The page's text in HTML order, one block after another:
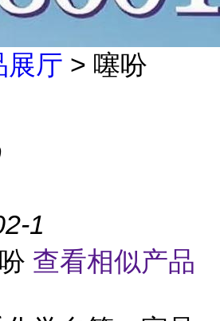
展厅 > 噻吩
1
查看相似产品